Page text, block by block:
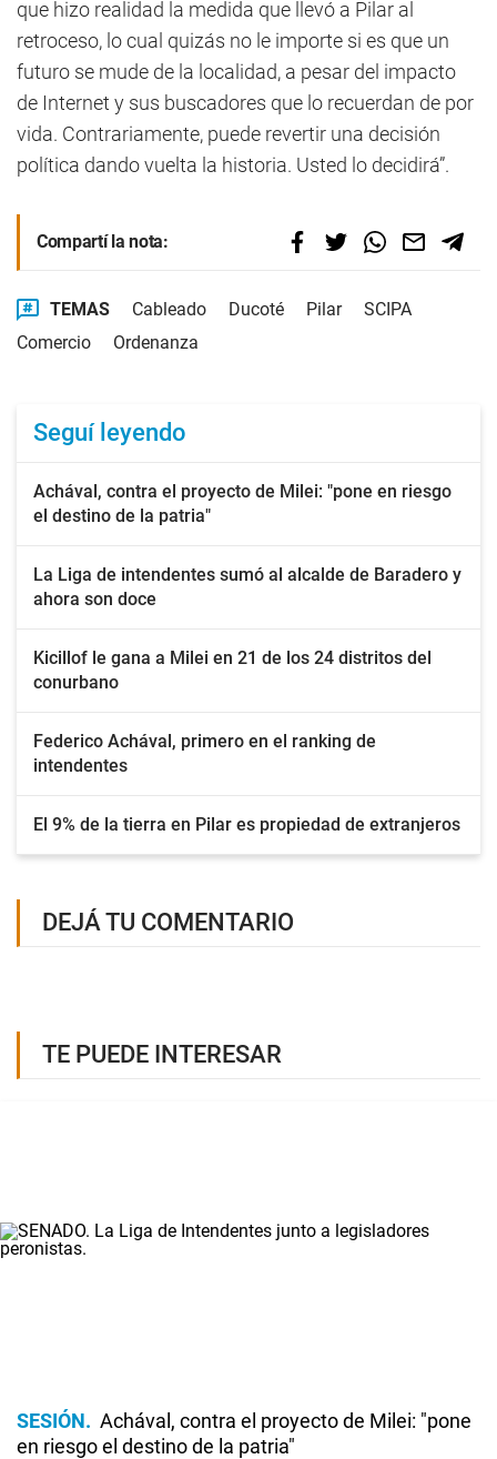
que hizo realidad la medida que llevó a Pilar al
retroceso, lo cual quizás no le importe si es que un
futuro se mude de la localidad, a pesar del impacto
de Internet y sus buscadores que lo recuerdan de por
vida. Contrariamente, puede revertir una decisión
política dando vuelta la historia. Usted lo decidirá”.
Compartí la nota:
TEMAS Cableado Ducoté Pilar
SCIPA
Comercio
Ordenanza
Seguí leyendo
Achával, contra el proyecto de Milei: "pone en riesgo
el destino de la patria"
La Liga de intendentes sumó al alcalde de Baradero y
ahora son doce
Kicillof le gana a Milei en 21 de los 24 distritos del
conurbano
Federico Achával, primero en el ranking de
intendentes
El 9% de la tierra en Pilar es propiedad de extranjeros
DEJÁ TU COMENTARIO
TE PUEDE INTERESAR
SESIÓN
Achával, contra el proyecto de Milei: "pone
en riesgo el destino de la patria"